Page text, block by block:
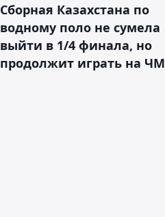
Сборная Казахстана по
водному поло не сумела
выйти в 1/4 финала, но
продолжит играть на ЧМ